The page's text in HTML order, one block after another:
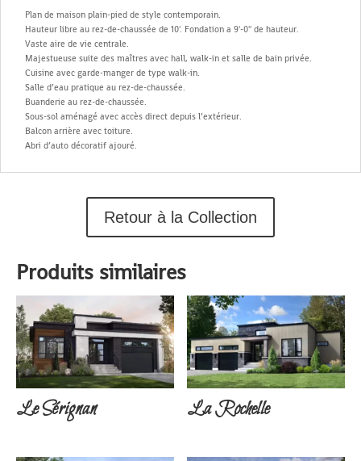
Plan de maison plain-pied de style contemporain.
Hauteur libre au rez-de-chaussée de 10'. Fondation a 9'-0'' de hauteur.
Vaste aire de vie centrale.
Majestueuse suite des maîtres avec hall, walk-in et salle de bain privée.
Cuisine avec garde-manger de type walk-in.
Salle d’eau pratique au rez-de-chaussée.
Buanderie au rez-de-chaussée.
Sous-sol aménagé avec accès direct depuis l’extérieur.
Balcon arrière avec toiture.
Abri d’auto décoratif ajouré.
Retour à la Collection
Produits similaires
Le Sérignan La Rochelle